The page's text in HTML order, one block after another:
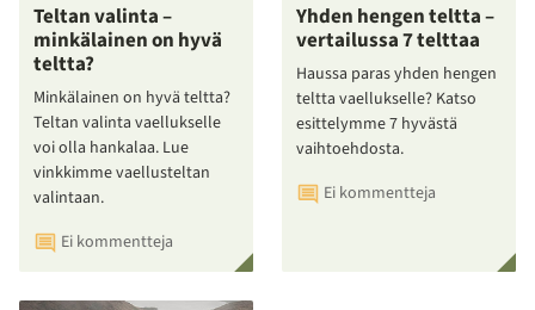
Teltan valinta –
minkälainen on hyvä
teltta?
Minkälainen on hyvä teltta?
Teltan valinta vaellukselle
voi olla hankalaa. Lue
vinkkimme vaellusteltan
valintaan.
Ei kommentteja
Yhden hengen teltta –
vertailussa 7 telttaa
Haussa paras yhden hengen
teltta vaellukselle? Katso
esittelymme 7 hyvästä
vaihtoehdosta.
Ei kommentteja